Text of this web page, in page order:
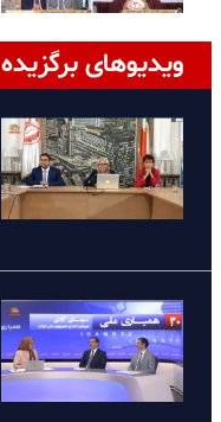
ویدیوهای برگزیده